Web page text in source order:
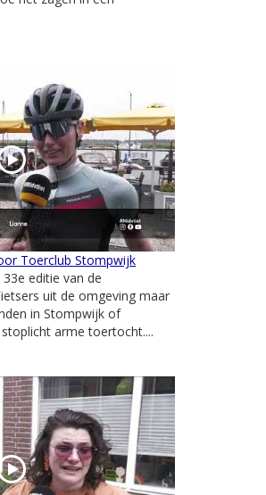
Toerclub Stompwijk
editie van de
uit de omgeving maar
in Stompwijk of
arme toertocht....